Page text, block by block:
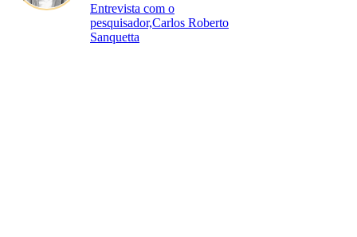
Entrevista com o
pesquisador,Carlos Roberto
Sanquetta